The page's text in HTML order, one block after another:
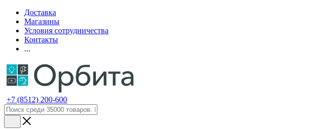
Доставка
Магазины
Условия сотрудничества
Контакты
...
+7 (8512) 200-600